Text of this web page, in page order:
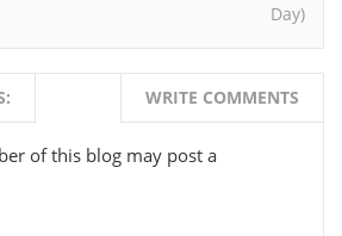
Day)
WRITE COMMENTS
of this blog may post a